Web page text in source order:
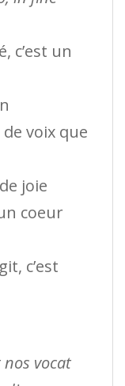
c’est un
voix que
joie
coeur
c’est
vocat